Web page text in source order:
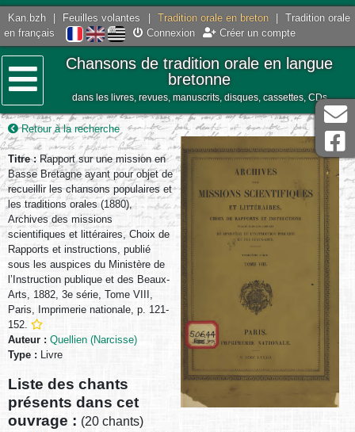
Kan.bzh Feuilles volantes Tradition orale en breton
Tradition orale
en français
Connexion Créer un compte
Menu
Chansons de tradition orale en langue
bretonne
dans les livres, revues, manuscrits, disques, cassettes, CDs
Retour à la recherche
Titre : Rapport sur une mission en
Basse Bretagne ayant pour objet de
recueillir les chansons populaires et
les traditions orales (1880),
Archives des missions
scientifiques et littéraires, Choix de
Rapports et instructions, publié
sous les auspices du Ministère de
l’Instruction publique et des Beaux-
Arts, 1882, 3e série, Tome VIII,
Paris, Imprimerie nationale, p. 121-
152.
Auteur : Quellien (Narcisse)
Type : Livre
Liste des chants
présents dans cet
ouvrage : (20 chants)